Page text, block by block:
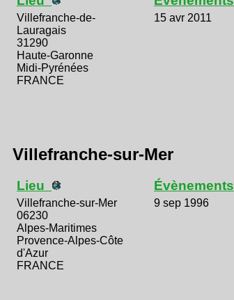
Villefranche-de-
Lauragais
31290
Haute-Garonne
Midi-Pyrénées
FRANCE
15 avr 2011
Villefranche-sur-Mer
Lieu
Villefranche-sur-Mer
06230
Alpes-Maritimes
Provence-Alpes-Côte
d'Azur
FRANCE
Évènements
9 sep 1996